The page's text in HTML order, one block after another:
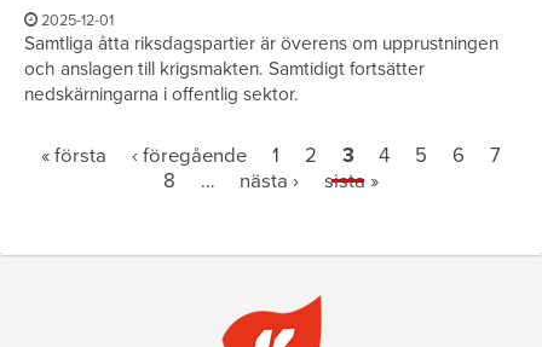
2025-12-01
Samtliga åtta riksdagspartier är överens om upprustningen
och anslagen till krigsmakten. Samtidigt fortsätter
nedskärningarna i offentlig sektor.
« första ‹ föregående 1 2 3 4 5 6
7
8
… nästa › sista »